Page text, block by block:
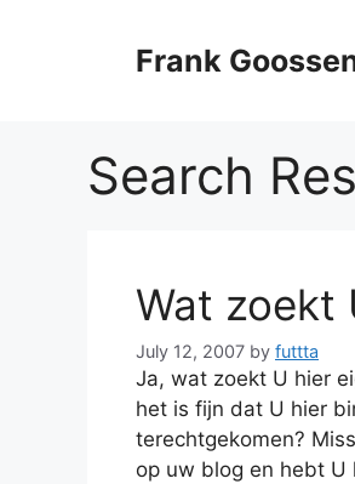
Frank
Search
Wat zoekt
July 12, 2007 by futtta
Ja, wat zoekt U hier
het is fijn dat U hier
terechtgekomen?
op uw blog en hebt U